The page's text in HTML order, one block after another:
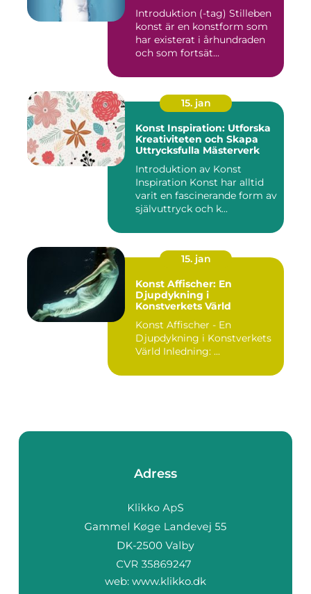
Introduktion (-tag) Stilleben
konst är en konstform som
har existerat i århundraden
och som fortsät...
15. jan
Konst Inspiration: Utforska
Kreativiteten och Skapa
Uttrycksfulla Mästerverk
Introduktion av Konst
Inspiration Konst har alltid
varit en fascinerande form av
självuttryck och k...
15. jan
Konst Affischer: En
Djupdykning i
Konstverkets Värld
Konst Affischer - En
Djupdykning i Konstverkets
Värld Inledning: ...
Adress
web: www.klikko.dk